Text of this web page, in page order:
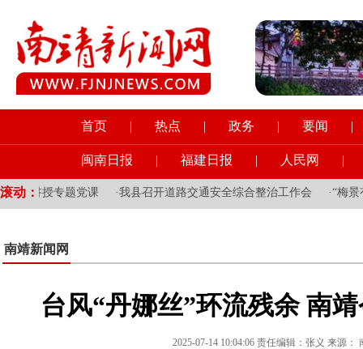
首页 | 热点 | 政务 | 要闻 |
闽南日报 | 福建日报 | 人民网 |
滚动：
讲授专题党课 · 我县召开道路交通安全综合整治工作会 · “梅景
南靖新闻网
台风“丹娜丝”环流残余 南
2025-07-14 10:04:06 责任编辑：张义 来源：